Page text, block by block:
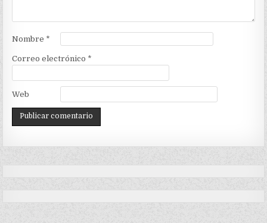
Nombre *
Correo electrónico *
Web